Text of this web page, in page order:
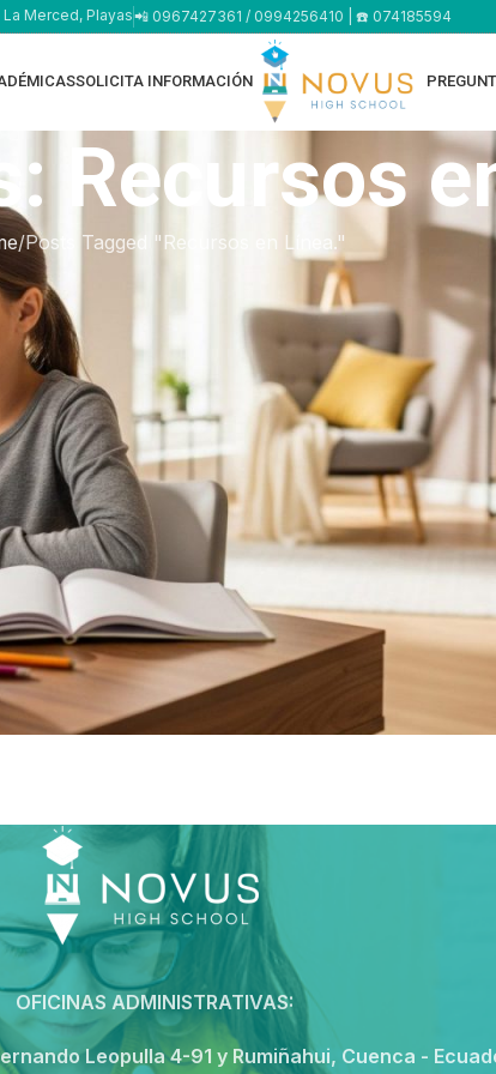
La Merced, Playas📲 0967427361 / 0994256410 | ☎️ 074185594
SOLICITA INFORMACIÓN
Recursos
Posts Tagged "Recursos en Línea."
OFICINAS ADMINISTRATIVAS:
Leopulla 4-91 y Rumiñahui, Cuenca -